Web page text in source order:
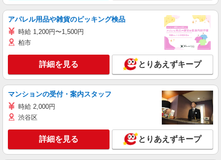
アパレル用品や雑貨のピッキング検品
時給 1,200円〜1,500円
柏市
詳細を見る とりあえずキープ
マンションの受付・案内スタッフ
時給 2,000円
渋谷区
詳細を見る とりあえずキープ